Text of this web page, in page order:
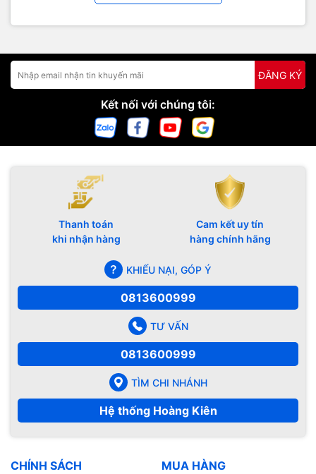
ĐĂNG KÝ
Kết nối với chúng tôi:
Thanh toán
khi nhận hàng
Cam kết uy tín
hàng chính hãng
KHIẾU NẠI, GÓP Ý
0813600999
TƯ VẤN
0813600999
TÌM CHI NHÁNH
Hệ thống Hoàng Kiên
CHÍNH SÁCH MUA HÀNG